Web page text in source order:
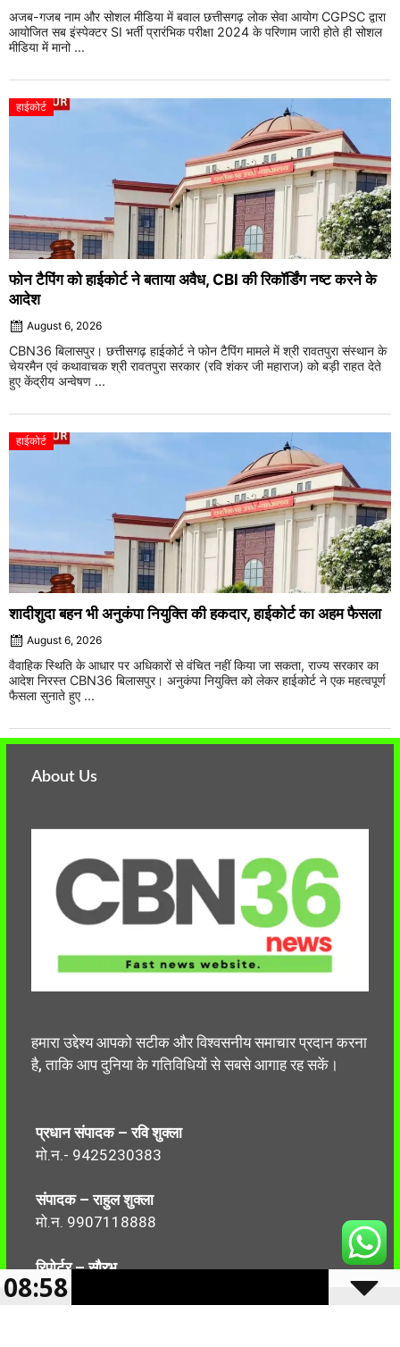
अजब-गजब नाम और सोशल मीडिया में बवाल छत्तीसगढ़ लोक सेवा आयोग CGPSC द्वारा
आयोजित सब इंस्पेक्टर SI भर्ती प्रारंभिक परीक्षा 2024 के परिणाम जारी होते ही सोशल
मीडिया में मानो ...
हाईकोर्ट
फोन टैपिंग को हाईकोर्ट ने बताया अवैध, CBI की रिकॉर्डिंग नष्ट करने के
आदेश
August 6, 2026
CBN36 बिलासपुर। छत्तीसगढ़ हाईकोर्ट ने फोन टैपिंग मामले में श्री रावतपुरा संस्थान के
चेयरमैन एवं कथावाचक श्री रावतपुरा सरकार (रवि शंकर जी महाराज) को बड़ी राहत देते
हुए केंद्रीय अन्वेषण ...
हाईकोर्ट
शादीशुदा बहन भी अनुकंपा नियुक्ति की हकदार, हाईकोर्ट का अहम फैसला
August 6, 2026
वैवाहिक स्थिति के आधार पर अधिकारों से वंचित नहीं किया जा सकता, राज्य सरकार का
आदेश निरस्त CBN36 बिलासपुर। अनुकंपा नियुक्ति को लेकर हाईकोर्ट ने एक महत्वपूर्ण
फैसला सुनाते हुए ...
About Us
हमारा उद्देश्य आपको सटीक और विश्वसनीय समाचार प्रदान करना
है, ताकि आप दुनिया के गतिविधियों से सबसे आगाह रह सकें।
प्रधान संपादक – रवि शुक्ला
मो.न.- 9425230383
संपादक – राहुल शुक्ला
मो.न. 9907118888
रिपोर्टर – सौरभ
मो.न.-7499999906
08:58